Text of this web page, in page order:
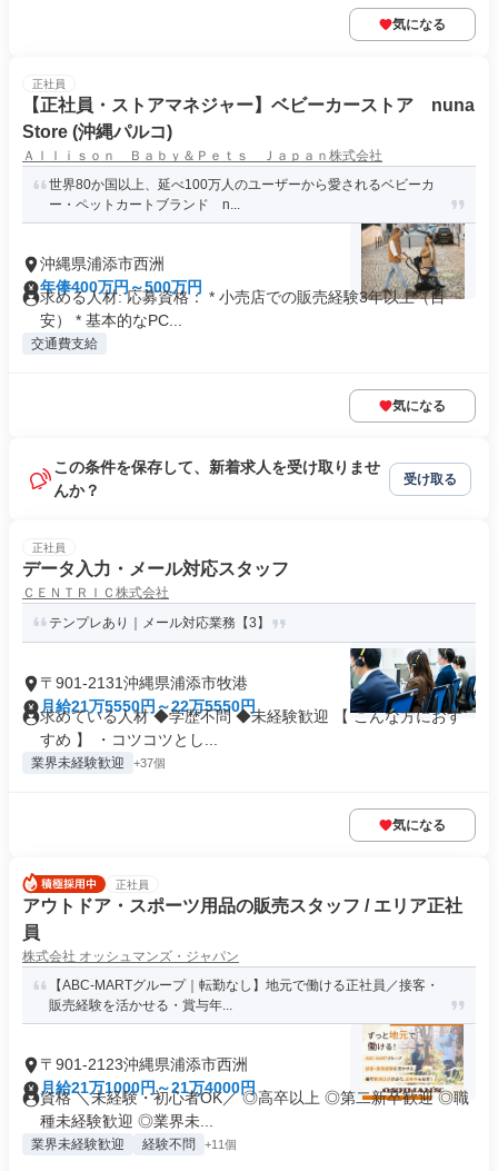
気になる
正社員
【正社員・ストアマネジャー】ベビーカーストア nuna
Store (沖縄パルコ)
Ａｌｌｉｓｏｎ Ｂａｂｙ＆Ｐｅｔｓ Ｊａｐａｎ株式会社
世界80か国以上、延べ100万人のユーザーから愛されるベビーカ
ー・ペットカートブランド n...
沖縄県浦添市西洲
年俸400万円～500万円
求める人材: 応募資格： * 小売店での販売経験3年以上（目
安） * 基本的なPC...
交通費支給
気になる
この条件を保存して、新着求人を受け取りませ
んか？
受け取る
正社員
データ入力・メール対応スタッフ
ＣＥＮＴＲＩＣ株式会社
テンプレあり｜メール対応業務【3】
〒901-2131沖縄県浦添市牧港
月給21万5550円～22万5550円
求めている人材 ◆学歴不問 ◆未経験歓迎 【 こんな方におす
すめ 】 ・コツコツとし...
業界未経験歓迎 +37個
気になる
正社員
アウトドア・スポーツ用品の販売スタッフ / エリア正社
員
株式会社 オッシュマンズ・ジャパン
【ABC-MARTグループ｜転勤なし】地元で働ける正社員／接客・
販売経験を活かせる・賞与年...
〒901-2123沖縄県浦添市西洲
月給21万1000円～21万4000円
資格 ＼未経験・初心者OK／ ◎高卒以上 ◎第二新卒歓迎 ◎職
種未経験歓迎 ◎業界未...
業界未経験歓迎 経験不問 +11個